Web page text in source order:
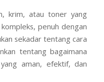
krim, atau toner yang
penuh dengan
sekadar tentang cara
tentang bagaimana
aman, efektif, dan